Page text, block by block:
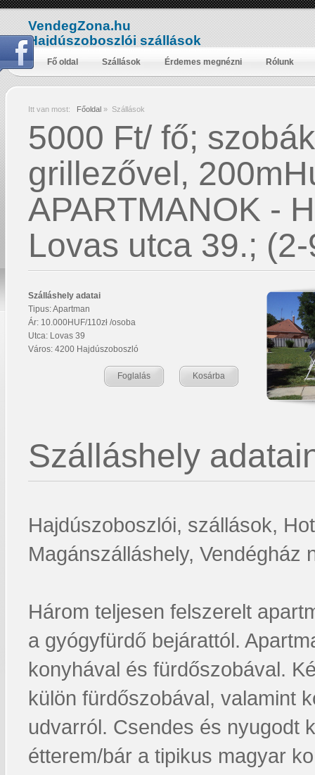
VendegZona.hu
Hajdúszoboszlói szállások
Fő oldal Szállások Érdemes megnézni Rólunk
Itt van most: Főoldal » Szállások
5000 Ft/ fő;
grillezővel,
APARTMANOK -
Lovas utca 39.;
Szálláshely adatai
Tipus: Apartman
Ár: 10.000HUF/110zł /osoba
Utca: Lovas 39
Város: 4200 Hajdúszoboszló
Kosárba
Foglalás
Szálláshely
Hajdúszoboszlói, szállások,
Magánszálláshely, Vendégház
Három teljesen felszerelt
a gyógyfürdő bejárattól.
konyhával és fürdőszobával.
külön fürdőszobával, valamint
udvarról. Csendes és nyugodt
étterem/bár a tipikus magyar